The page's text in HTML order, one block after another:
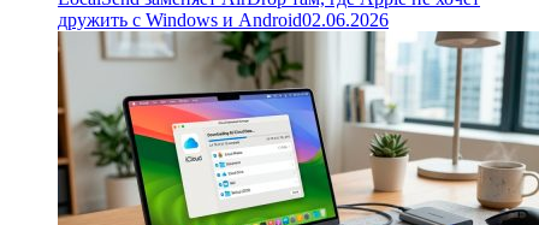
дружить с Windows и Android02.06.2026